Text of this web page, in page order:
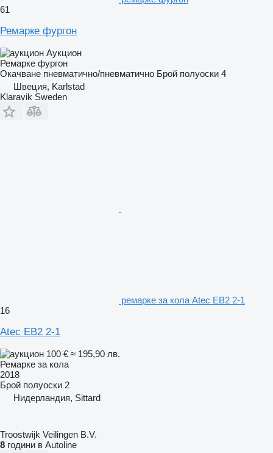
61
Ремарке фургон
Аукцион
Ремарке фургон
Окачване пневматично/пневматично Брой полуоски 4
Швеция, Karlstad
Klaravik Sweden
ремарке за кола Atec EB2 2-1
16
Atec EB2 2-1
100 € ≈ 195,90 лв.
Ремарке за кола
2018
Брой полуоски 2
Нидерландия, Sittard
Troostwijk Veilingen B.V.
8 години в Autoline